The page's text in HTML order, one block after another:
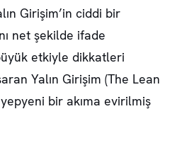
Girişim’in ciddi bir
net şekilde ifade
etkiyle dikkatleri
Yalın Girişim (The Lean
bir akıma evirilmiş